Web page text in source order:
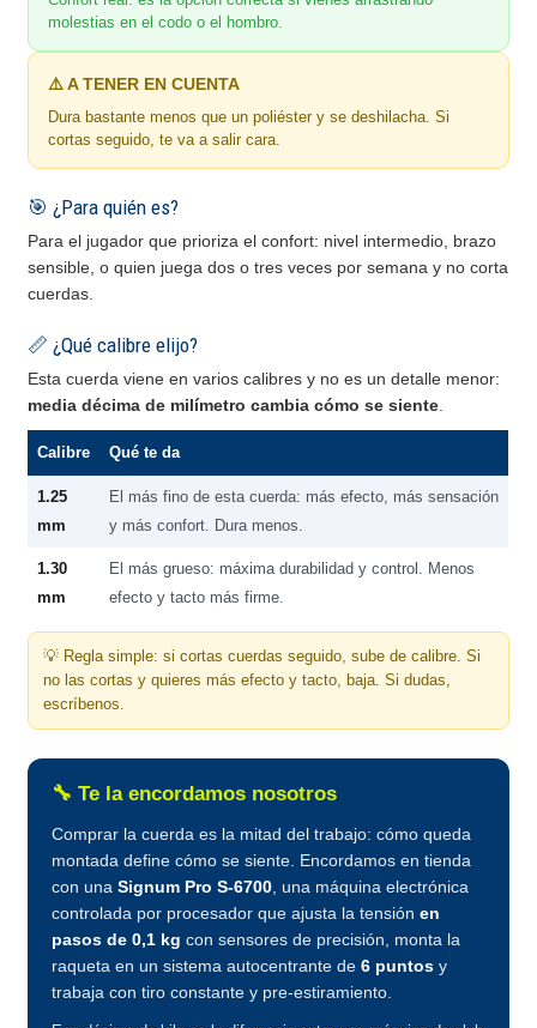
molestias en el codo o el hombro.
⚠️ A TENER EN CUENTA
Dura bastante menos que un poliéster y se deshilacha. Si
cortas seguido, te va a salir cara.
🎯 ¿Para quién es?
Para el jugador que prioriza el confort: nivel intermedio, brazo
sensible, o quien juega dos o tres veces por semana y no corta
cuerdas.
📏 ¿Qué calibre elijo?
Esta cuerda viene en varios calibres y no es un detalle menor:
media décima de milímetro cambia cómo se siente.
Calibre Qué te da
1.25
mm
El más fino de esta cuerda: más efecto, más sensación
y más confort. Dura menos.
1.30
mm
El más grueso: máxima durabilidad y control. Menos
efecto y tacto más firme.
💡 Regla simple: si cortas cuerdas seguido, sube de calibre. Si
no las cortas y quieres más efecto y tacto, baja. Si dudas,
escríbenos.
🔧 Te la encordamos nosotros
Comprar la cuerda es la mitad del trabajo: cómo queda
montada define cómo se siente. Encordamos en tienda
con unaSignum Pro S-6700, una máquina electrónica
controlada por procesador que ajusta la tensiónen
pasos de 0,1 kg con sensores de precisión, monta la
raqueta en un sistema autocentrante de6 puntos y
trabaja con tiro constante y pre-estiramiento.